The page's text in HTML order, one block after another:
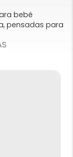
bebé
pensadas para